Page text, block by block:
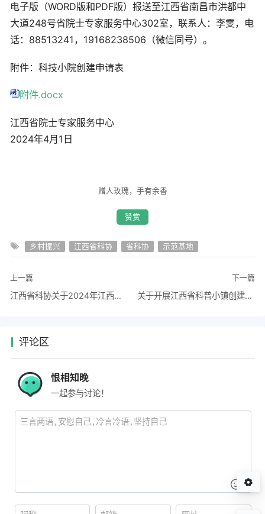
电子版（WORD版和PDF版）报送至江西省南昌市洪都中
大道248号省院士专家服务中心302室，联系人：李雯，电
话：88513241，19168238506（微信同号）。
附件：科技小院创建申请表
附件.docx
江西省院士专家服务中心
2024年4月1日
赠人玫瑰，手有余香
赞赏
乡村振兴 江西省科协 省科协 示范基地
上一篇
江西省科协关于2024年江西省“最美科技工作者”学习宣传活动项目申报评审的通知
下一篇
关于开展江西省科普小镇创建申报工作的通知
评论区
恨相知晚
一起参与讨论！